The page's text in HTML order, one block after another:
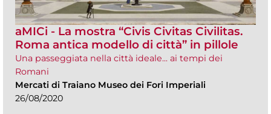
aMICi - La mostra “Civis Civitas Civilitas.
Roma antica modello di città” in pillole
Una passeggiata nella città ideale... ai tempi dei
Romani
Mercati di Traiano Museo dei Fori Imperiali
26/08/2020